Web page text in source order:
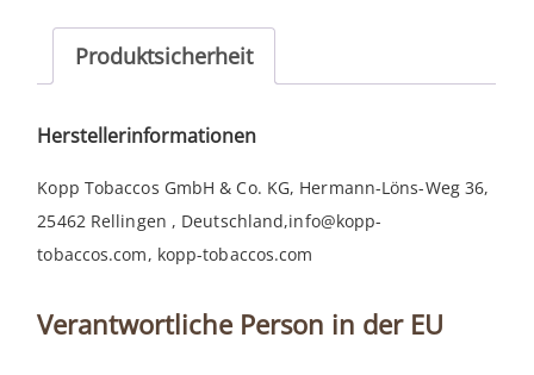
Produktsicherheit
Herstellerinformationen
Kopp Tobaccos GmbH & Co. KG, Hermann-Löns-Weg 36,
25462 Rellingen , Deutschland,info@kopp-
tobaccos.com, kopp-tobaccos.com
Verantwortliche Person in der EU